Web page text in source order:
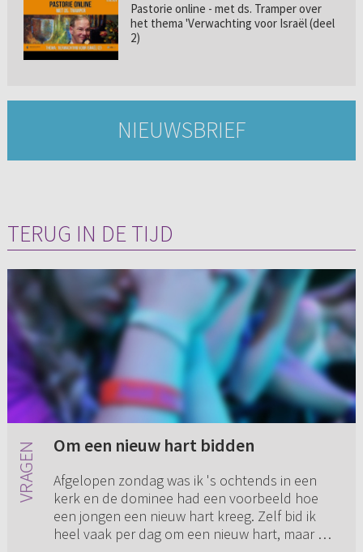
Pastorie online - met ds. Tramper over
het thema 'Verwachting voor Israël (deel
2)
NIEUWSBRIEF
TERUG IN DE TIJD
Om een nieuw hart bidden
Afgelopen zondag was ik 's ochtends in een
kerk en de dominee had een voorbeeld hoe
een jongen een nieuw hart kreeg. Zelf bid ik
heel vaak per dag om een nieuw hart, maar er